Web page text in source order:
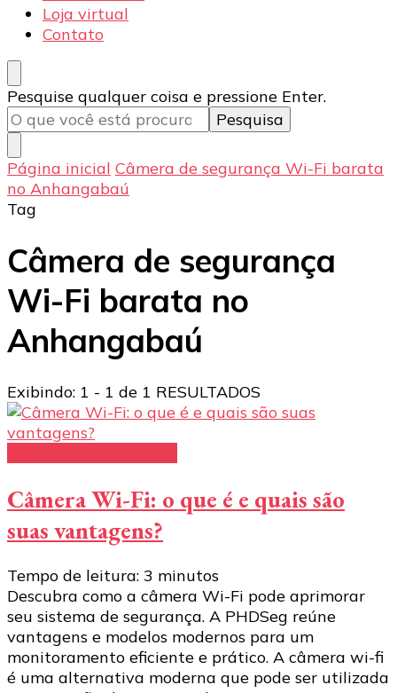
Loja virtual
Contato
Procurando
algo?
Pesquise qualquer coisa e pressione Enter.
Página inicial Câmera de segurança Wi-Fi barata
no Anhangabaú
Tag
Câmera de segurança
Wi-Fi barata no
Anhangabaú
Exibindo: 1 - 1 de 1 RESULTADOS
Câmera Wi-Fi: o que é e quais são
suas vantagens?
Tempo de leitura: 3 minutos
Descubra como a câmera Wi-Fi pode aprimorar
seu sistema de segurança. A PHDSeg reúne
vantagens e modelos modernos para um
monitoramento eficiente e prático. A câmera wi-fi
é uma alternativa moderna que pode ser utilizada